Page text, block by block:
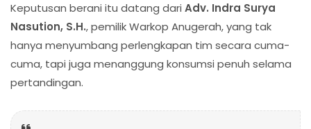
Keputusan berani itu datang dari Adv. Indra Surya
Nasution, S.H., pemilik Warkop Anugerah, yang tak
hanya menyumbang perlengkapan tim secara cuma-
cuma, tapi juga menanggung konsumsi penuh selama
pertandingan.